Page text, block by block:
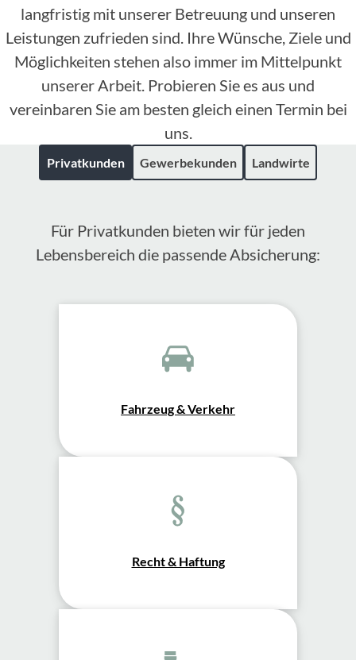
langfristig mit unserer Betreuung und unseren
Leistungen zufrieden sind. Ihre Wünsche, Ziele und
Möglichkeiten stehen also immer im Mittelpunkt
unserer Arbeit. Probieren Sie es aus und
vereinbaren Sie am besten gleich einen Termin bei
uns.
Privatkunden Gewerbekunden Landwirte
Für Privatkunden bieten wir für jeden
Lebensbereich die passende Absicherung:
Fahrzeug & Verkehr
Recht & Haftung